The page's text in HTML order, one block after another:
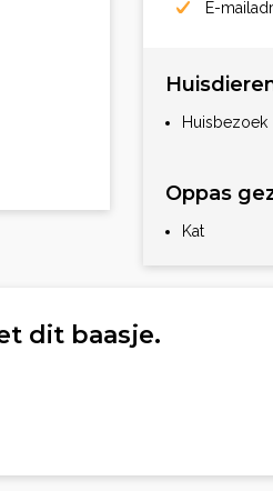
E-
Huisbezoek
Oppas
Kat
dit baasje.